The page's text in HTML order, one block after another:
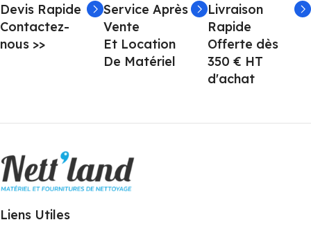
Devis Rapide
Contactez-
nous >>
Service Après
Vente
Et Location
De Matériel
Livraison
Rapide
Offerte dès
350 € HT
d'achat
Liens Utiles